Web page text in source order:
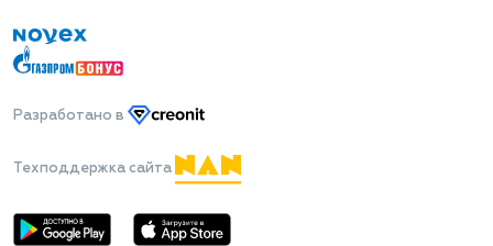
Разработано в
Техподдержка сайта